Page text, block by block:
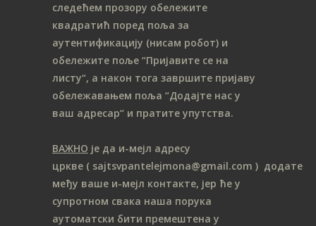
следећем прозору обележите
квадратић поред поља за
аутентификацију (нисам робот) и
обележите поље “Пријавите се на
листу“, а након тога завршите пријаву
обележавањем поља “Додајте нас у
ваш адресар“ и пратите упутства.
ВАЖНО је да и-мејл адресу
цркве ( sajtsvpantelejmona@gmail.com ) додате
међу ваше и-мејл контакте, јер ће у
супротном свака наша порука
аутоматски бити премештена у